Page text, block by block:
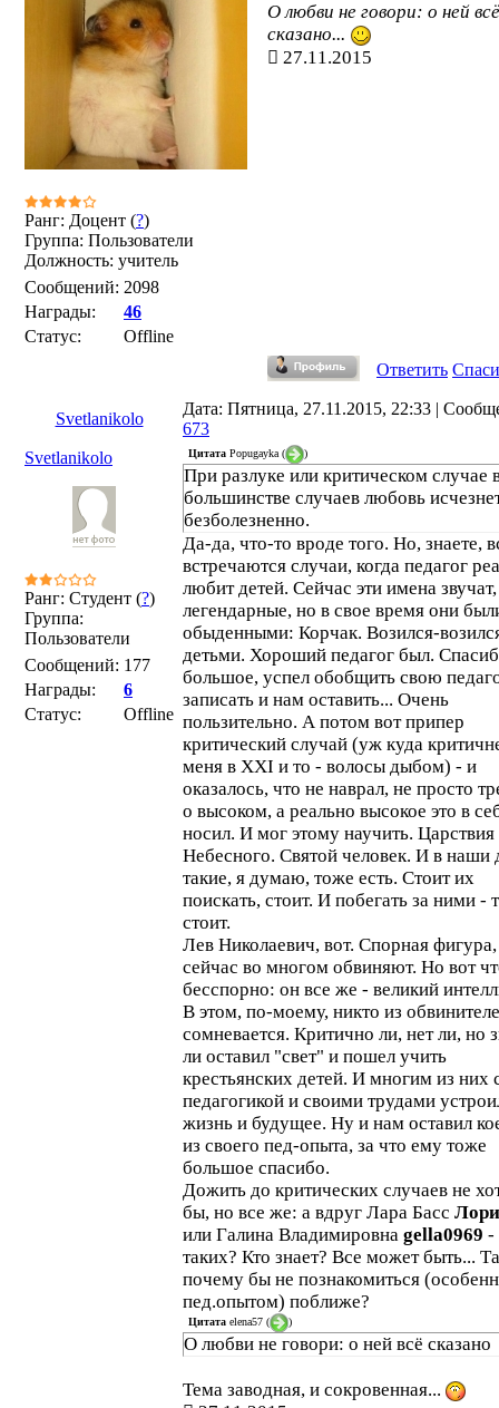
Ранг: Доцент (?)
Группа: Пользователи
Должность: учитель
Сообщений: 2098
Награды:
46
Статус:
Offline
О любви не говори: о ней всё
сказано...
27.11.2015
Ответить
Svetlanikolo
Дата: Пятница, 27.11.2015, 22:33 |
673
Svetlanikolo
Ранг: Студент (?)
Группа:
Пользователи
Сообщений: 177
Награды:
6
Статус:
Offline
Цитата Popugayka ( )
При разлуке или критическом случае
большинстве случаев любовь
безболезненно.
Да-да, что-то вроде того. Но, знаете,
встречаются случаи, когда педагог
любит детей. Сейчас эти имена
легендарные, но в свое время они
обыденными: Корчак. Возился-
детьми. Хороший педагог был.
большое, успел обобщить свою
записать и нам оставить... Очень
пользительно. А потом вот припер
критический случай (уж куда
меня в XXI и то - волосы дыбом) - и
оказалось, что не наврал, не просто
о высоком, а реально высокое это в
носил. И мог этому научить.
Небесного. Святой человек. И в наши
такие, я думаю, тоже есть. Стоит их
поискать, стоит. И побегать за ними -
стоит.
Лев Николаевич, вот. Спорная фигура,
сейчас во многом обвиняют. Но вот
бесспорно: он все же - великий
В этом, по-моему, никто из
сомневается. Критично ли, нет ли, но
ли оставил "свет" и пошел учить
крестьянских детей. И многим из них
педагогикой и своими трудами
жизнь и будущее. Ну и нам оставил
из своего пед-опыта, за что ему тоже
большое спасибо.
Дожить до критических случаев не
бы, но все же: а вдруг Лара Басс
или Галина Владимировна gella0969 -
таких? Кто знает? Все может быть...
почему бы не познакомиться
пед.опытом) поближе?
Цитата elena57 ( )
О любви не говори: о ней всё сказано
Тема заводная, и сокровенная...